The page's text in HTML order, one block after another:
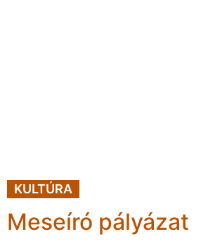
KULTÚRA
Meseíró pályázat